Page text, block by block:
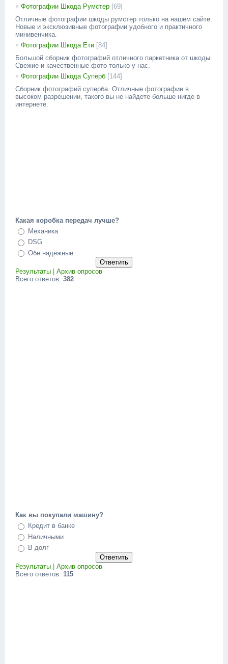
Фотографии Шкода Румстер [69]
Отличные фотографии шкоды румстер только на нашем сайте.
Новые и эксклюзивные фотографии удобного и практичного
минивенчика.
Фотографии Шкода Ети [84]
Большой сборник фотографий отличного паркетника от шкоды.
Свежие и качественные фото только у нас.
Фотографии Шкода Суперб [144]
Сборник фотографий суперба. Отличные фотографии в
высоком разрешении, такого вы не найдете больше нигде в
интернете.
Какая коробка передач лучше?
Механика
DSG
Обе надёжные
Результаты
Архив опросов
Всего ответов: 382
Как вы покупали машину?
Кредит в банке
Наличными
В долг
Результаты
Архив опросов
Всего ответов: 115